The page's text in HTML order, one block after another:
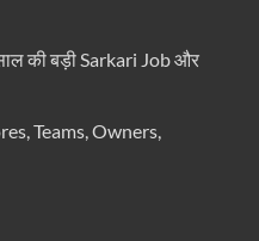
की बड़ी Sarkari Job और
Teams, Owners,